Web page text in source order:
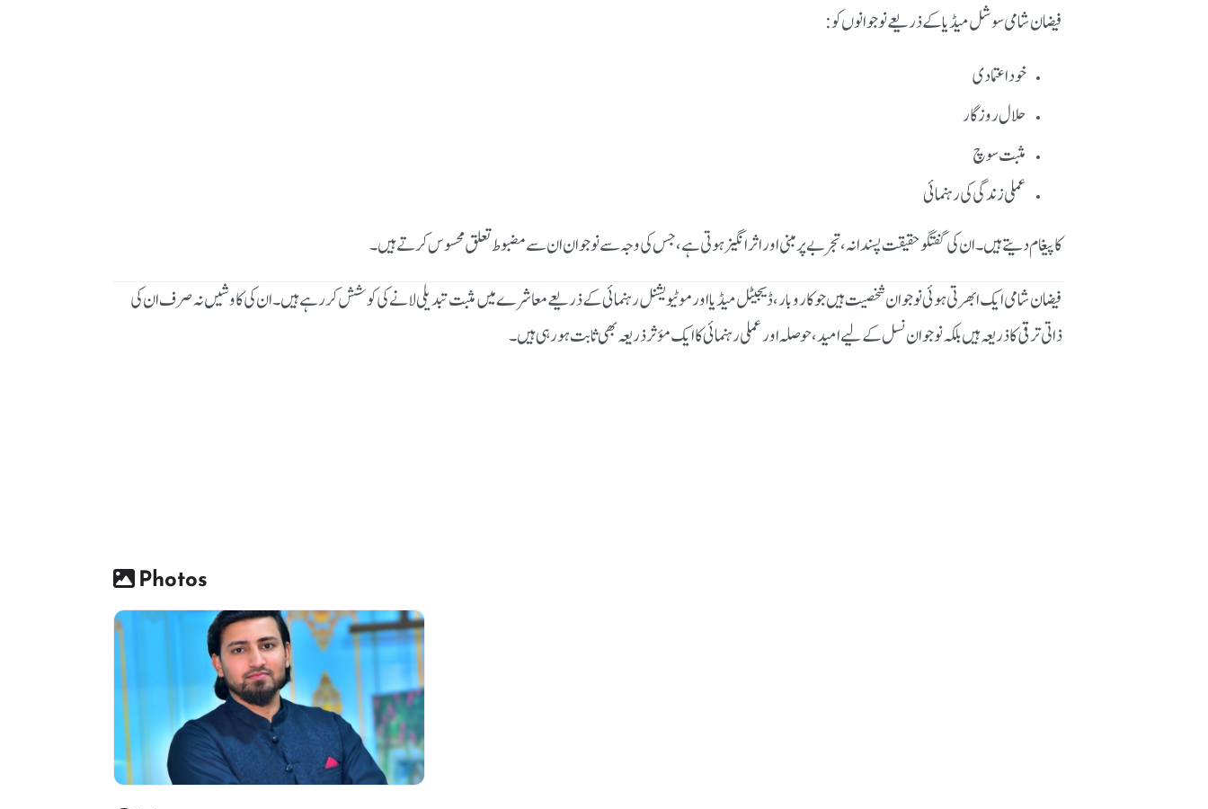
فیضان شامی سوشل میڈیا کے ذریعے نوجوانوں کو:
خود اعتمادی
حلال روزگار
مثبت سوچ
عملی زندگی کی رہنمائی
کا پیغام دیتے ہیں۔ ان کی گفتگو حقیقت پسندانہ، تجربے پر مبنی اور اثر انگیز ہوتی ہے، جس کی وجہ سے نوجوان ان سے مضبوط تعلق محسوس کرتے ہیں۔
فیضان شامی ایک ابھرتی ہوئی نوجوان شخصیت ہیں جو کاروبار، ڈیجیٹل میڈیا اور موٹیویشنل رہنمائی کے ذریعے معاشرے میں مثبت تبدیلی لانے کی کوشش کر رہے ہیں۔ ان کی کاوشیں نہ صرف ان کی
ذاتی ترقی کا ذریعہ ہیں بلکہ نوجوان نسل کے لیے امید، حوصلہ اور عملی رہنمائی کا ایک مؤثر ذریعہ بھی ثابت ہو رہی ہیں۔
Photos